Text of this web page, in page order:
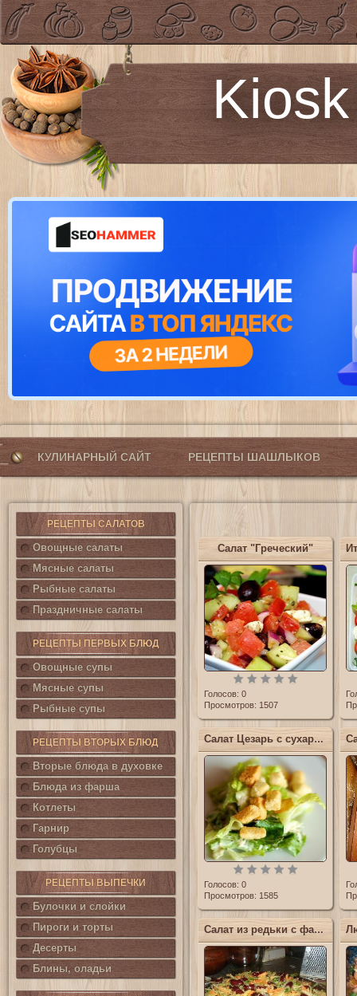
КУЛИНАРНЫЙ САЙТ РЕЦЕПТЫ ШАШЛЫКОВ
РЕЦЕПТЫ САЛАТОВ
Овощные салаты
Мясные салаты
Рыбные салаты
Праздничные салаты
РЕЦЕПТЫ ПЕРВЫХ БЛЮД
Овощные супы
Мясные супы
Рыбные супы
РЕЦЕПТЫ ВТОРЫХ БЛЮД
Вторые блюда в духовке
Блюда из фарша
Котлеты
Гарнир
Голубцы
РЕЦЕПТЫ ВЫПЕЧКИ
Булочки и слойки
Пироги и торты
Десерты
Блины, оладьи
Салат "Греческий"
Голосов: 0
Просмотров: 1507
Салат Цезарь с сухариками
Голосов: 0
Просмотров: 1585
Салат из редьки с фасолью